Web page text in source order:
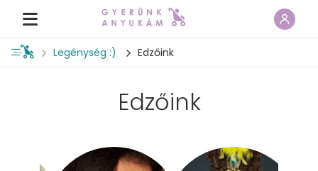
Legénység :) Edzőink
Edzőink